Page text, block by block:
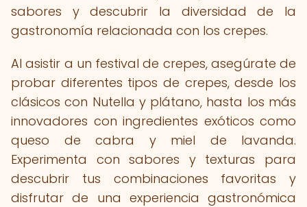
sabores y descubrir la diversidad de la
gastronomía relacionada con los crepes.
Al asistir a un festival de crepes, asegúrate de
probar diferentes tipos de crepes, desde los
clásicos con Nutella y plátano, hasta los más
innovadores con ingredientes exóticos como
queso de cabra y miel de lavanda.
Experimenta con sabores y texturas para
descubrir tus combinaciones favoritas y
disfrutar de una experiencia gastronómica